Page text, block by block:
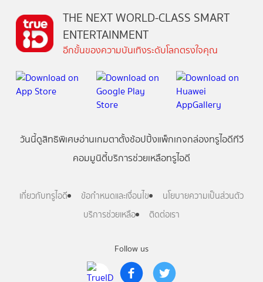
Follow us
THE NEXT WORLD-CLASS SMART
ENTERTAINMENT
อีกขั้นของความบันเทิงระดับโลกตรงใจคุณ
วันนี้ดูสิทธิพิเศษอ่านเกมตาตั้งช้อปปิ้งแพ็กเกจกล่องทรูไอดีทีวี
คอมมูนิตี้บริการช่วยเหลือทรูไอดี
เกี่ยวกับทรูไอดี ข้อกำหนดและเงื่อนไข
นโยบายความเป็นส่วนตัว
บริการช่วยเหลือ
ติดต่อเรา